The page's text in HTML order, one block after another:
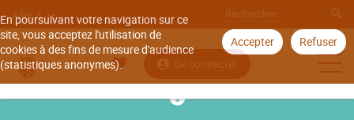
En poursuivant votre navigation sur ce
site, vous acceptez l'utilisation de
cookies à des fins de mesure d'audience
(statistiques anonymes).
Accepter Refuser
Aller à
Se connecter